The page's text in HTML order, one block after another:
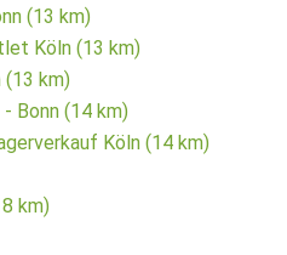
(13 km)
Köln (13 km)
km)
Bonn (14 km)
Köln (14 km)
km)